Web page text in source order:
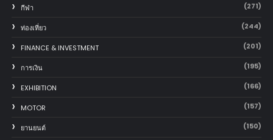
กีฬา (271)
ท่องเที่ยว (244)
FINANCE & INVESTMENT (201)
การเงิน (195)
EXHIBITION (166)
MOTOR (157)
‎ยานยนต์‎ (150)